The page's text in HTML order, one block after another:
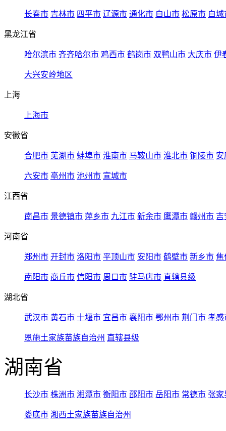
长春市 吉林市 四平市 辽源市 通化市 白山市 松原市 白城
黑龙江省
哈尔滨市 齐齐哈尔市 鸡西市 鹤岗市 双鸭山市 大庆市 伊
大兴安岭地区
上海
上海市
安徽省
合肥市 芜湖市 蚌埠市 淮南市 马鞍山市 淮北市 铜陵市 安
六安市 亳州市 池州市 宣城市
江西省
南昌市 景德镇市 萍乡市 九江市 新余市 鹰潭市 赣州市 吉
河南省
郑州市 开封市 洛阳市 平顶山市 安阳市 鹤壁市 新乡市 焦
南阳市 商丘市 信阳市 周口市 驻马店市 直辖县级
湖北省
武汉市 黄石市 十堰市 宜昌市 襄阳市 鄂州市 荆门市 孝感
恩施土家族苗族自治州 直辖县级
湖南省
长沙市 株洲市 湘潭市 衡阳市 邵阳市 岳阳市 常德市 张家
娄底市 湘西土家族苗族自治州